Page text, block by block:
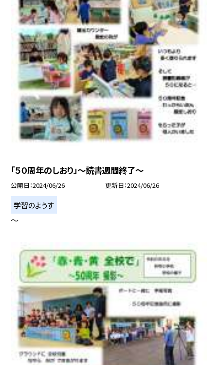
「５０周年のしおり」〜読書週間終了〜
公開日 2024/06/26 更新日 2024/06/26
学習のようす
〜